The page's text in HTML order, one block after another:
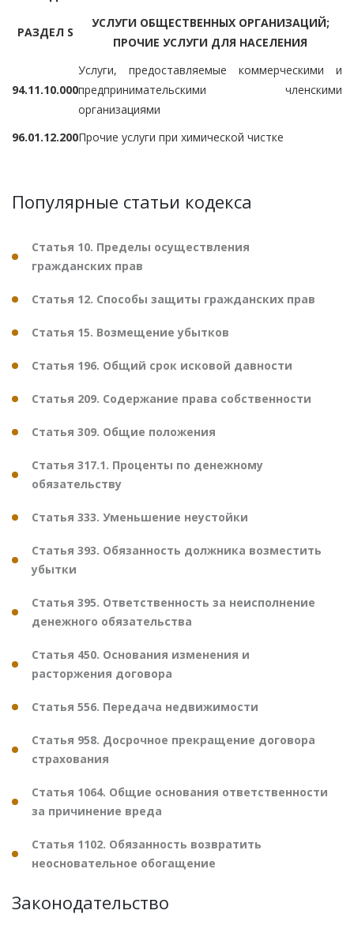
РАЗДЕЛ S
УСЛУГИ ОБЩЕСТВЕННЫХ ОРГАНИЗАЦИЙ;
ПРОЧИЕ УСЛУГИ ДЛЯ НАСЕЛЕНИЯ
94.11.10.000
Услуги, предоставляемые коммерческими и
предпринимательскими членскими
организациями
96.01.12.200Прочие услуги при химической чистке
Популярные статьи кодекса
Статья 10. Пределы осуществления
гражданских прав
Статья 12. Способы защиты гражданских прав
Статья 15. Возмещение убытков
Статья 196. Общий срок исковой давности
Статья 209. Содержание права собственности
Статья 309. Общие положения
Статья 317.1. Проценты по денежному
обязательству
Статья 333. Уменьшение неустойки
Статья 393. Обязанность должника возместить
убытки
Статья 395. Ответственность за неисполнение
денежного обязательства
Статья 450. Основания изменения и
расторжения договора
Статья 556. Передача недвижимости
Статья 958. Досрочное прекращение договора
страхования
Статья 1064. Общие основания ответственности
за причинение вреда
Статья 1102. Обязанность возвратить
неосновательное обогащение
Законодательство